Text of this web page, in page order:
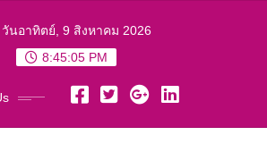
วันอาทิตย์, 9 สิงหาคม 2026
8:45:07 PM